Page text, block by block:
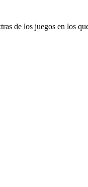
de los juegos en los